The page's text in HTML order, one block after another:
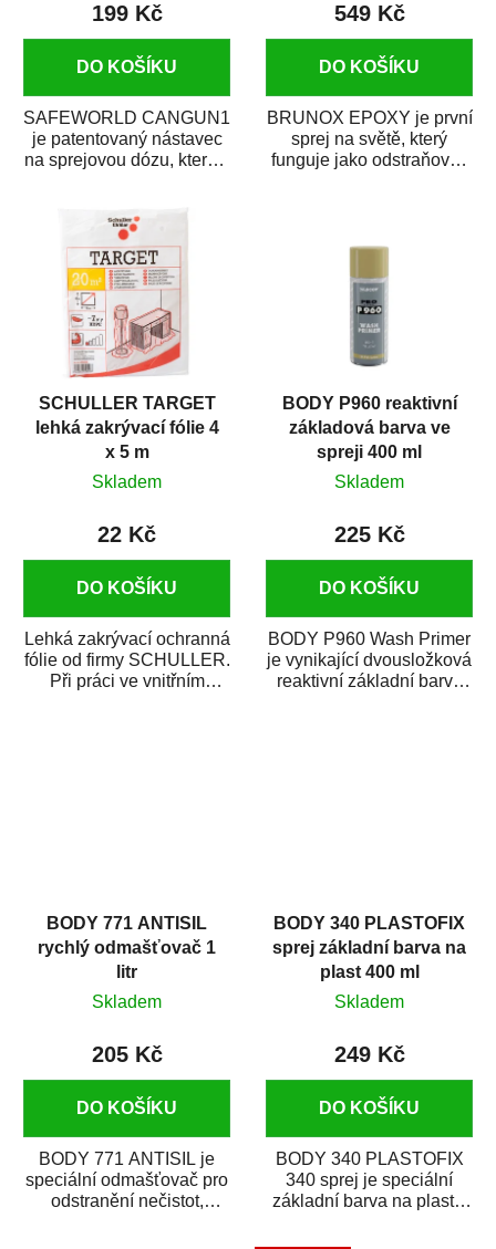
199 Kč
DO KOŠÍKU
SAFEWORLD CANGUN1
je patentovaný nástavec
na sprejovou dózu, který ji
549 Kč
DO KOŠÍKU
BRUNOX EPOXY je první
sprej na světě, který
funguje jako odstraňovač
SCHULLER TARGET
lehká zakrývací fólie 4
x 5 m
Skladem
22 Kč
DO KOŠÍKU
Lehká zakrývací ochranná
fólie od firmy SCHULLER.
Při práci ve vnitřním
BODY P960 reaktivní
základová barva ve
spreji 400 ml
Skladem
225 Kč
DO KOŠÍKU
BODY P960 Wash Primer
je vynikající dvousložková
reaktivní základní barva
BODY 771 ANTISIL
rychlý odmašťovač 1
litr
Skladem
205 Kč
DO KOŠÍKU
BODY 771 ANTISIL je
speciální odmašťovač pro
odstranění nečistot,
BODY 340 PLASTOFIX
sprej základní barva na
plast 400 ml
Skladem
249 Kč
DO KOŠÍKU
BODY 340 PLASTOFIX
340 sprej je speciální
základní barva na plasty,
vrchních...